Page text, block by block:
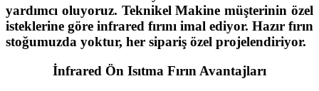
yardımcı oluyoruz. Teknikel Makine müşterinin özel
isteklerine göre infrared fırını imal ediyor. Hazır fırın
stoğumuzda yoktur, her sipariş özel projelendiriyor.
İnfrared Ön Isıtma Fırın Avantajları